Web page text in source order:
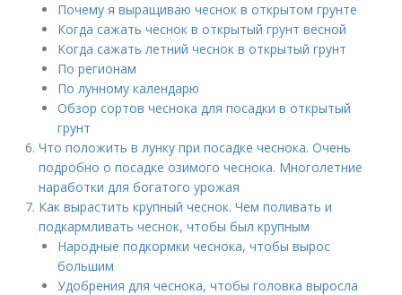
Почему я выращиваю чеснок в открытом грунте
Когда сажать чеснок в открытый грунт весной
Когда сажать летний чеснок в открытый грунт
По регионам
По лунному календарю
Обзор сортов чеснока для посадки в открытый
грунт
Что положить в лунку при посадке чеснока. Очень
подробно о посадке озимого чеснока. Многолетние
наработки для богатого урожая
Как вырастить крупный чеснок. Чем поливать и
подкармливать чеснок, чтобы был крупным
Народные подкормки чеснока, чтобы вырос
большим
Удобрения для чеснока, чтобы головка выросла